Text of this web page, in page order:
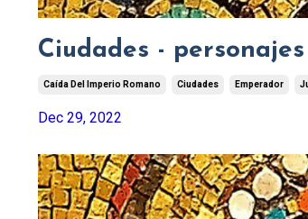
Ciudades -
Caída Del Imperio Romano Ciudades Emperador
Dec 29, 2022